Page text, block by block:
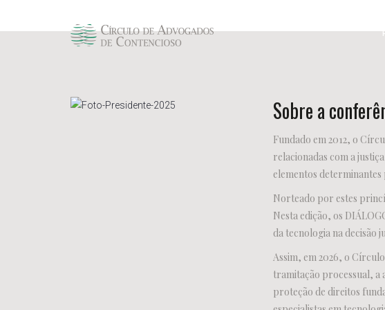
Sobre a
Fundado em 2012, o
relacionadas com a
elementos
Norteado por estes
Nesta edição, os
da tecnologia na decisão
Assim, em 2026, o
tramitação processual, a
proteção de direitos